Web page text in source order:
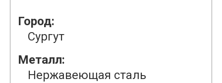
Город:
Сургут
Металл:
Нержавеющая сталь